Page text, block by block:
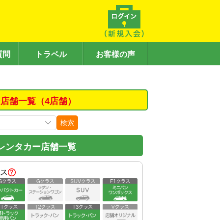
問 トラベル お客様の声
舗一覧（4店舗）
検索
ンタカー店舗一覧